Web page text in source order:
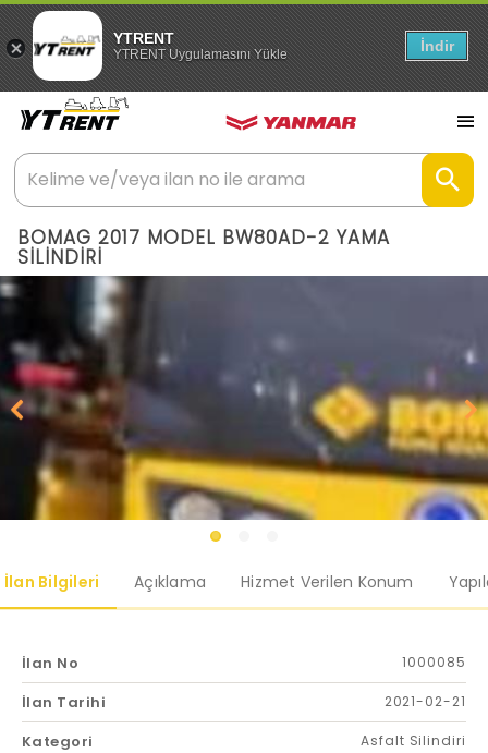
YTRENT
YTRENT Uygulamasını Yükle İndir
BOMAG 2017 MODEL BW80AD-2 YAMA
SİLİNDİRİ
İlan Bilgileri Açıklama Hizmet Verilen Konum
İlan No 1000085
İlan Tarihi 2021-02-21
Kategori Asfalt Silindiri